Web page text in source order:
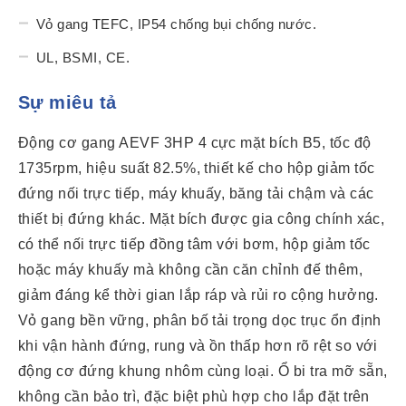
Vỏ gang TEFC, IP54 chống bụi chống nước.
UL, BSMI, CE.
Sự miêu tả
Động cơ gang AEVF 3HP 4 cực mặt bích B5, tốc độ
1735rpm, hiệu suất 82.5%, thiết kế cho hộp giảm tốc
đứng nối trực tiếp, máy khuấy, băng tải chậm và các
thiết bị đứng khác. Mặt bích được gia công chính xác,
có thể nối trực tiếp đồng tâm với bơm, hộp giảm tốc
hoặc máy khuấy mà không cần căn chỉnh đế thêm,
giảm đáng kể thời gian lắp ráp và rủi ro cộng hưởng.
Vỏ gang bền vững, phân bố tải trọng dọc trục ổn định
khi vận hành đứng, rung và ồn thấp hơn rõ rệt so với
động cơ đứng khung nhôm cùng loại. Ổ bi tra mỡ sẵn,
không cần bảo trì, đặc biệt phù hợp cho lắp đặt trên